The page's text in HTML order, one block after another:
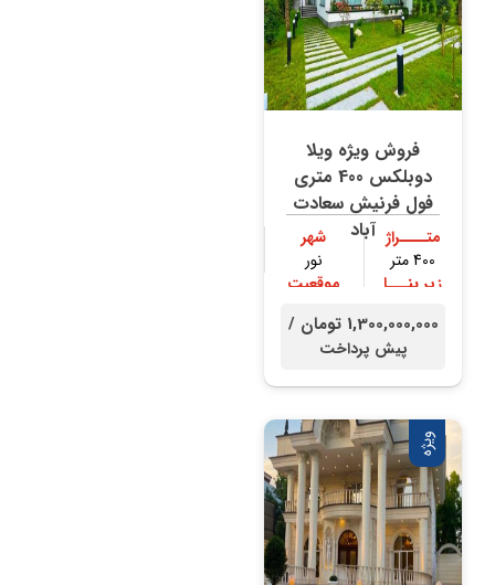
فروش ویژه ویلا
دوبلکس 400 متری
فول فرنیش سعادت
آباد متــــراژ
400 متر
شهر
نور
زیر بنـــا
موقعیت
1,300,000,000 تومان /
پیش پرداخت
ویژه